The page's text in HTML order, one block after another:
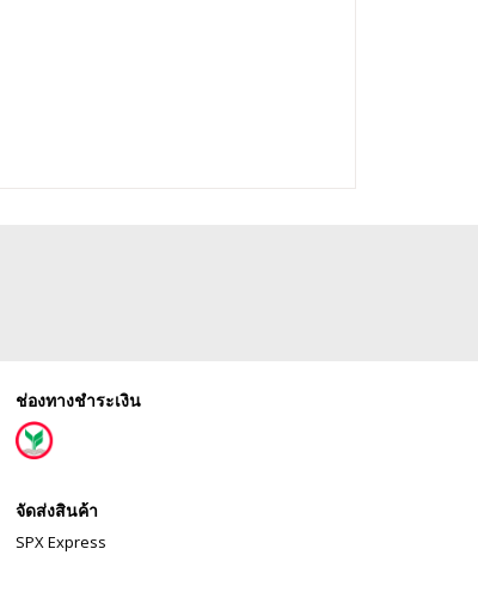
ช่องทางชำระเงิน
จัดส่งสินค้า
SPX Express